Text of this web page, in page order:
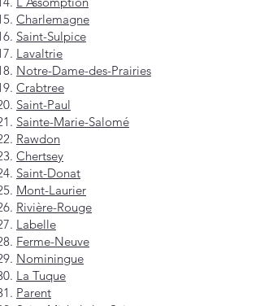
Charlemagne
Saint-Sulpice
Lavaltrie
Notre-Dame-des-Prairies
Crabtree
Saint-Paul
Sainte-Marie-Salomé
Rawdon
Chertsey
Saint-Donat
Mont-Laurier
Rivière-Rouge
Labelle
Ferme-Neuve
Nominingue
La Tuque
Parent